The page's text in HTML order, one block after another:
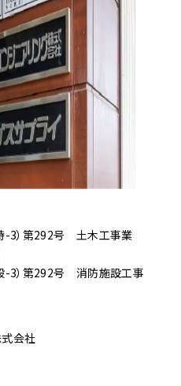
-3）第292号 土木工事業
-3）第292号 消防施設工事
式会社